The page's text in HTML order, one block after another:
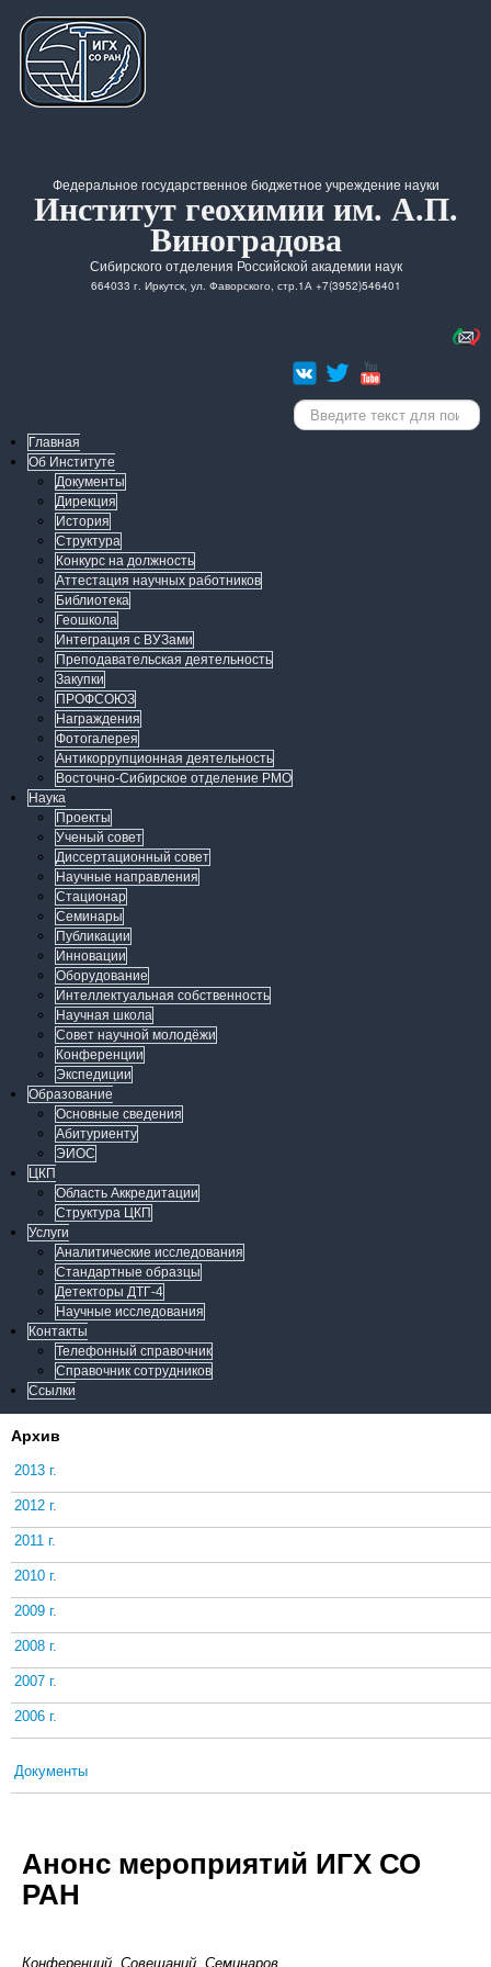
Федеральное государственное бюджетное учреждение науки
Институт геохимии им. А.П.
Виноградова
Сибирского отделения Российской академии наук
664033 г. Иркутск, ул. Фаворского, стр.1А +7(3952)546401
Искать...
Главная
Об Институте
Документы
Дирекция
История
Структура
Конкурс на должность
Аттестация научных работников
Библиотека
Геошкола
Интеграция с ВУЗами
Преподавательская деятельность
Закупки
ПРОФСОЮЗ
Награждения
Фотогалерея
Антикоррупционная деятельность
Восточно-Сибирское отделение РМО
Наука
Проекты
Ученый совет
Диссертационный совет
Научные направления
Стационар
Семинары
Публикации
Инновации
Оборудование
Интеллектуальная собственность
Научная школа
Совет научной молодёжи
Конференции
Экспедиции
Образование
Основные сведения
Абитуриенту
ЭИОС
ЦКП
Область Аккредитации
Структура ЦКП
Услуги
Аналитические исследования
Стандартные образцы
Детекторы ДТГ-4
Научные исследования
Контакты
Телефонный справочник
Справочник сотрудников
Ссылки
Архив
2013 г.
2012 г.
2011 г.
2010 г.
2009 г.
2008 г.
2007 г.
2006 г.
Документы
Анонс мероприятий ИГХ СО
РАН
Конференций, Совещаний, Семинаров